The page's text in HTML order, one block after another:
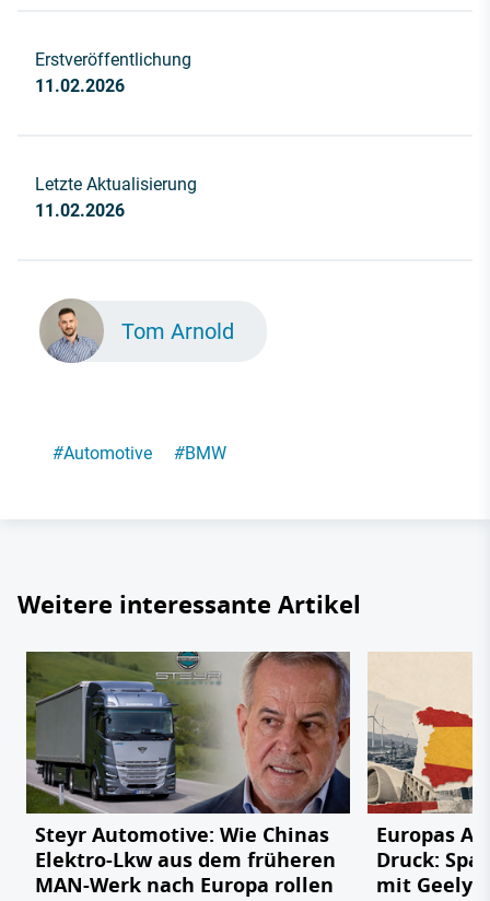
Erstveröffentlichung
11.02.2026
Letzte Aktualisierung
11.02.2026
Tom Arnold
#Automotive #BMW
Weitere interessante Artikel
Steyr Automotive: Wie Chinas
Elektro-Lkw aus dem früheren
MAN-Werk nach Europa rollen
Europas
Druck:
mit Geely,